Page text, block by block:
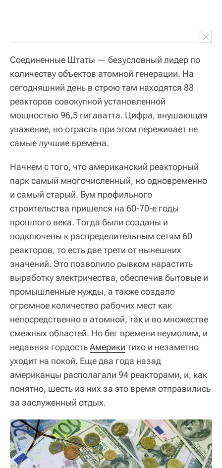
Соединенные Штаты — безусловный лидер по
количеству объектов атомной генерации. На
сегодняшний день в строю там находятся 88
реакторов совокупной установленной
мощностью 96,5 гигаватта. Цифра, внушающая
уважение, но отрасль при этом переживает не
самые лучшие времена.
Начнем с того, что американский реакторный
парк самый многочисленный, но одновременно
и самый старый. Бум профильного
строительства пришелся на 60-70-е годы
прошлого века. Тогда были созданы и
подключены к распределительным сетям 60
реакторов, то есть две трети от нынешних
значений. Это позволило рывком нарастить
выработку электричества, обеспечив бытовые и
промышленные нужды, а также создало
огромное количество рабочих мест как
непосредственно в атомной, так и во множестве
смежных областей. Но бег времени неумолим, и
недавняя гордостьАмерики тихо и незаметно
уходит на покой. Еще два года назад
американцы располагали 94 реакторами, и, как
понятно, шесть из них за это время отправились
за заслуженный отдых.